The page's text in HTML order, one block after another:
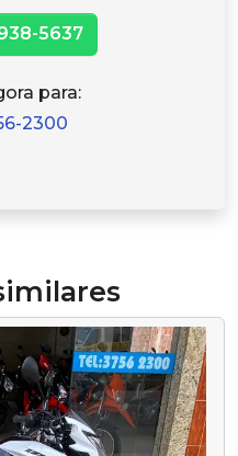
5637
para:
2300